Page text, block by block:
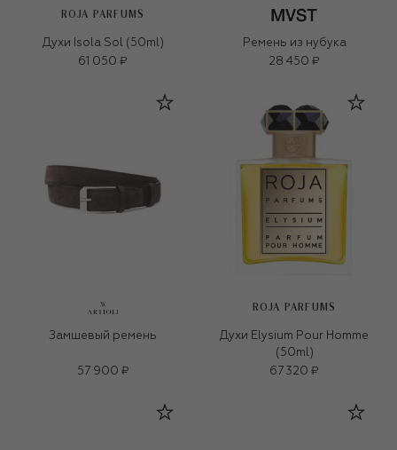
ROJA PARFUMS
Духи Isola Sol (50ml)
61 050 ₽
Ремень из нубука
28 450 ₽
Замшевый ремень
57 900 ₽
ROJA PARFUMS
Духи Elysium Pour Homme
(50ml)
67 320 ₽